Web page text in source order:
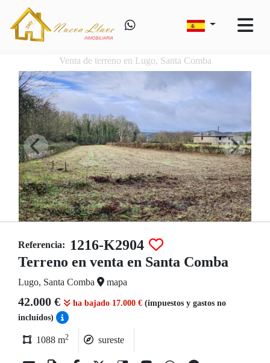
Venta de terreno en Lugo, Santa Comba
Referencia:
1216-K2904
Terreno en venta en Santa Comba
Lugo, Santa Comba mapa
42.000 € ha bajado 17.000 € (impuestos y gastos no
incluídos)
1088 m2 sureste